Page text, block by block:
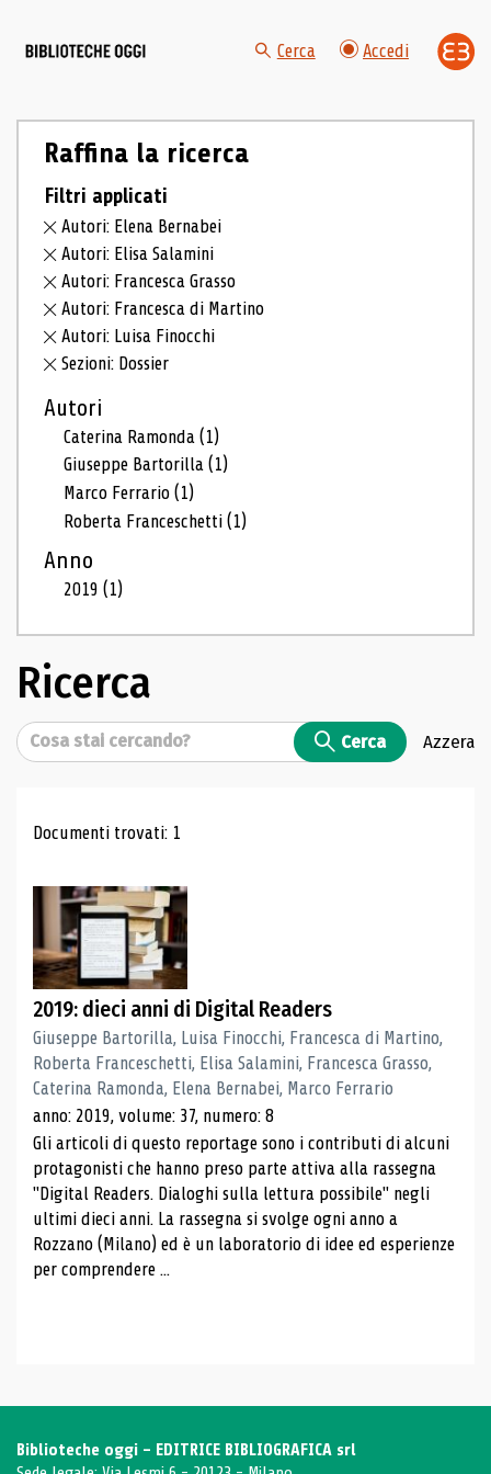
Cerca Accedi
Raffina la ricerca
Filtri applicati
Autori: Elena Bernabei
Autori: Elisa Salamini
Autori: Francesca Grasso
Autori: Francesca di Martino
Autori: Luisa Finocchi
Sezioni: Dossier
Autori
Caterina Ramonda(1)
Giuseppe Bartorilla(1)
Marco Ferrario(1)
Roberta Franceschetti(1)
Anno
2019(1)
Ricerca
Cerca Cerca Azzera
Risultati di ricerca
Documenti trovati: 1
2019: dieci anni di Digital Readers
Giuseppe Bartorilla, Luisa Finocchi, Francesca di Martino,
Roberta Franceschetti, Elisa Salamini, Francesca Grasso,
Caterina Ramonda, Elena Bernabei, Marco Ferrario
anno: 2019, volume: 37, numero: 8
Gli articoli di questo reportage sono i contributi di alcuni
protagonisti che hanno preso parte attiva alla rassegna
"Digital Readers. Dialoghi sulla lettura possibile" negli
ultimi dieci anni. La rassegna si svolge ogni anno a
Rozzano (Milano) ed è un laboratorio di idee ed esperienze
per comprendere ...
Biblioteche oggi - EDITRICE BIBLIOGRAFICA srl